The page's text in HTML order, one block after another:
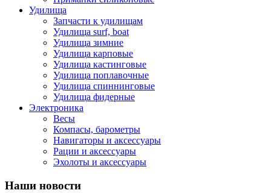
Удилища
Запчасти к удилищам
Удилища surf, boat
Удилища зимние
Удилища карповые
Удилища кастинговые
Удилища поплавочные
Удилища спиннинговые
Удилища фидерные
Электроника
Весы
Компасы, барометры
Навигаторы и аксессуары
Рации и аксессуары
Эхолоты и аксессуары
Наши новости